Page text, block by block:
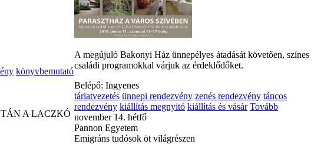
könyvbemutató
A LACZKÓ
A megújuló Bakonyi Ház ünnepélyes átadását követően, színes
családi programokkal várjuk az érdeklődőket.
Belépő: Ingyenes
tárlatvezetés ünnepi rendezvény zenés rendezvény táncos
rendezvény kiállítás megnyitó kiállítás és vásár Tovább
november 14. hétfő
Pannon Egyetem
Emigráns tudósok öt világrészen